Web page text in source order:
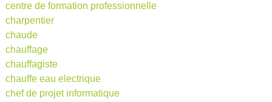
centre de formation professionnelle
charpentier
chaude
chauffage
chauffagiste
chauffe eau electrique
chef de projet informatique